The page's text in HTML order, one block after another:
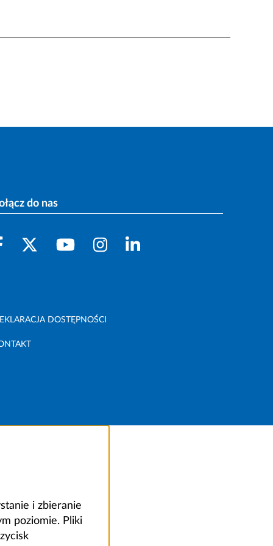
do nas
DOSTĘPNOŚCI
i zbieranie
poziomie. Pliki